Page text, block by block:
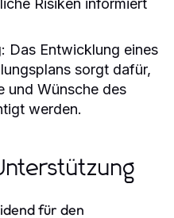
Das Entwicklung eines
sorgt dafür,
und Wünsche des
werden.
für den